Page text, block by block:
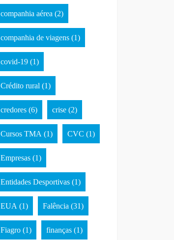
companhia aérea (2)
companhia de viagens (1)
covid-19 (1)
Crédito rural (1)
credores (6) crise (2)
Cursos TMA (1) CVC (1)
Empresas (1)
Entidades Desportivas (1)
EUA (1) Falência (31)
Fiagro (1) finanças (1)